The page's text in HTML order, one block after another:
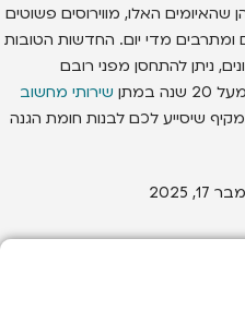
האלו, מווירוסים פשוטים
מדי יום. החדשות הטובות
ניתן להתחסן מפני רובם
שירותי מחשוב
שיסייע לכם לבנות חומת הגנה
17, 2025